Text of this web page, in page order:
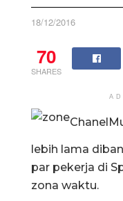
18/12/2016
70
SHARES
lebih lama
par pekerja di
zona waktu.